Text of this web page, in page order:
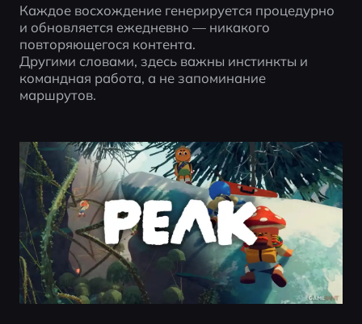
Каждое восхождение генерируется процедурно
и обновляется ежедневно — никакого
повторяющегося контента.
Другими словами, здесь важны инстинкты и
командная работа, а не запоминание
маршрутов.